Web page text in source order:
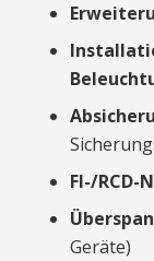
FI-/RCD-
Geräte)